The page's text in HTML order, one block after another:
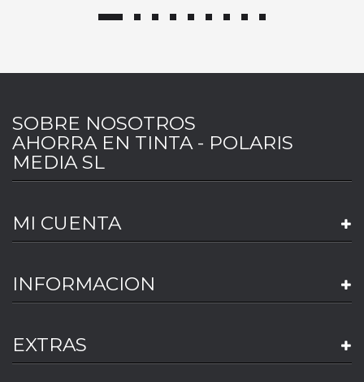
SOBRE NOSOTROS
AHORRA EN TINTA - POLARIS
MEDIA SL
MI CUENTA
INFORMACION
EXTRAS